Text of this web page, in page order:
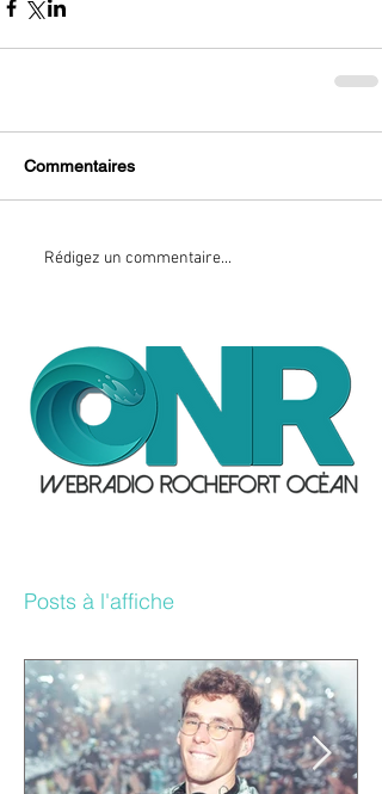
Commentaires
Rédigez un commentaire...
Posts à l'affiche